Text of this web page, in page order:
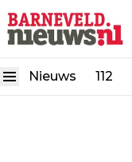
Nieuws 112